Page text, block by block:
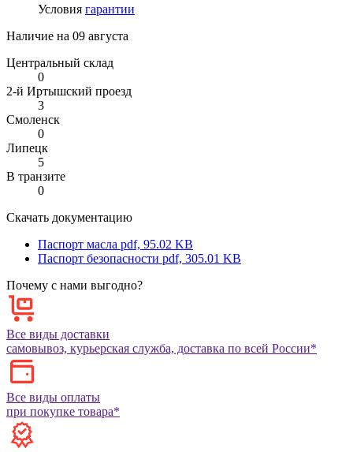
Условия гарантии
Наличие на 09 августа
Центральный склад
0
2-й Иртышский проезд
3
Смоленск
0
Липецк
5
В транзите
0
Скачать документацию
Паспорт масла pdf, 95.02 KB
Паспорт безопасности pdf, 305.01 KB
Почему с нами выгодно?
Все виды доставки
самовывоз, курьерская служба, доставка по всей России*
Все виды оплаты
при покупке товара*